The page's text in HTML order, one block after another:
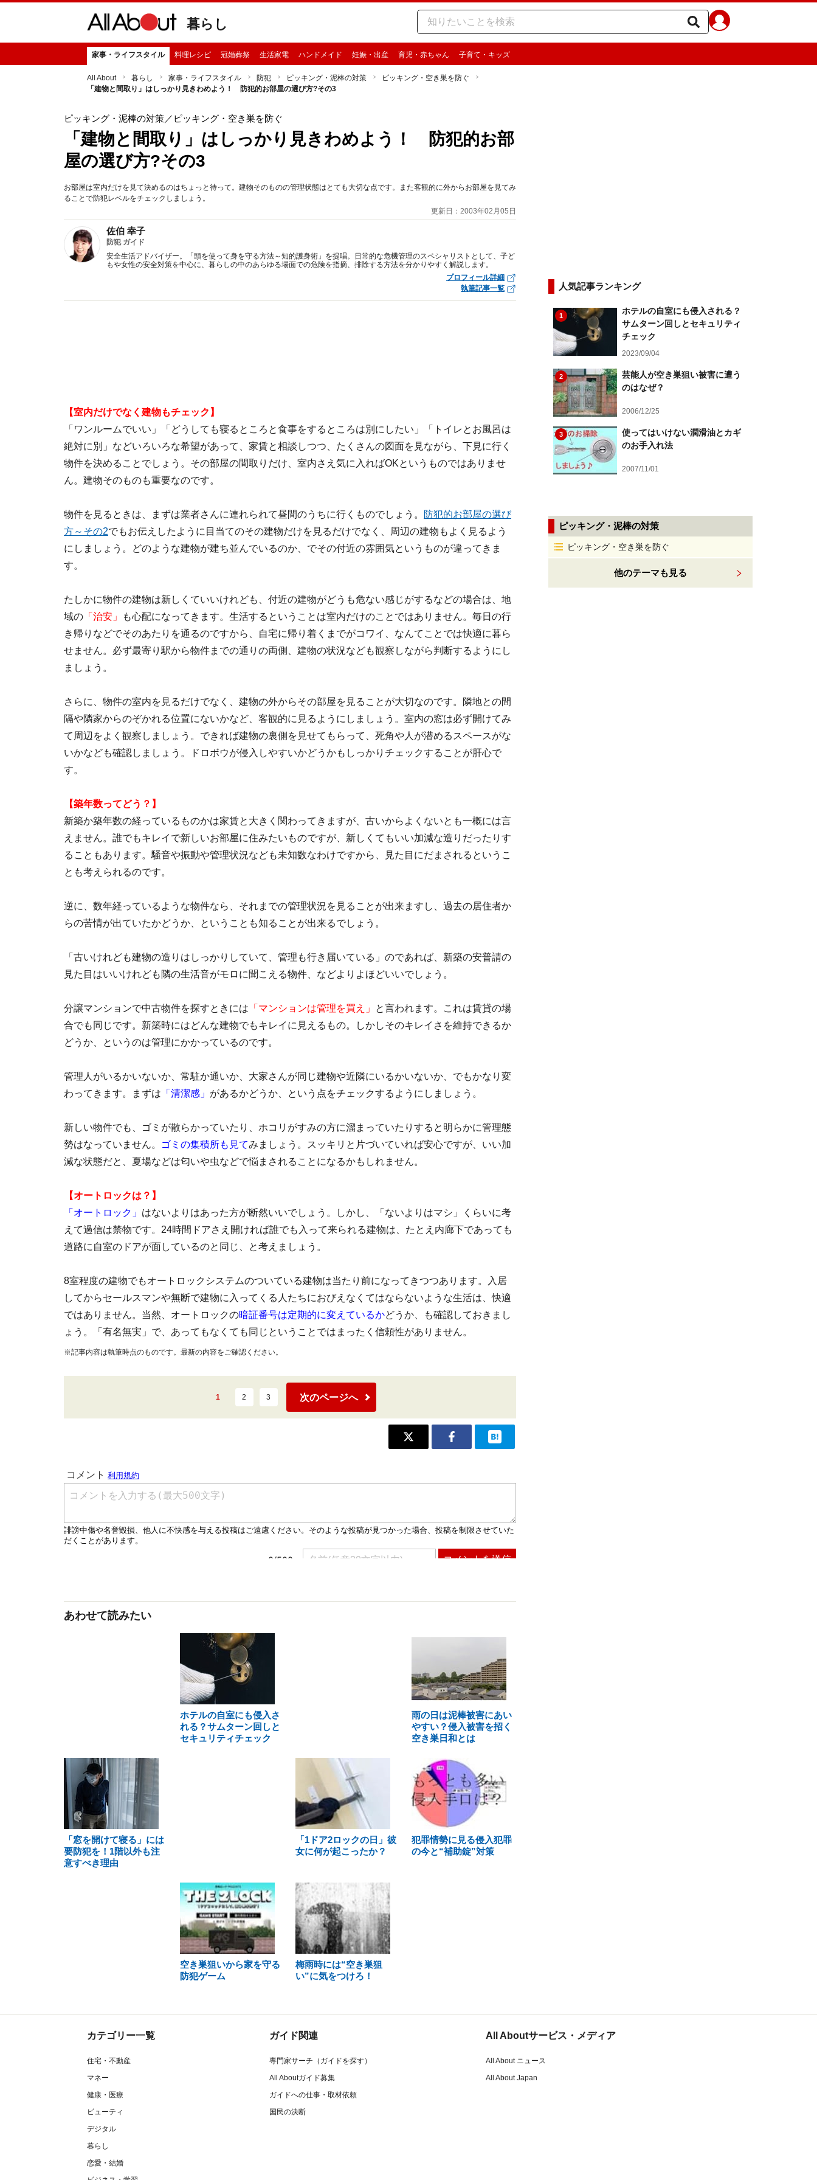
暮らし
家事・ライフスタイル 料理レシピ 冠婚葬祭 生活家電 ハンドメイド 妊娠・出産 育児・赤ちゃん 子育て・キッズ
All About 暮らし 家事・ライフスタイル 防犯 ピッキング・泥棒の対策
ピッキング・空き巣を防ぐ
「建物と間取り」はしっかり見きわめよう！ 防犯的お部屋の選び方?その3
ピッキング・泥棒の対策／ピッキング・空き巣を防ぐ
「建物と間取り」はしっかり見きわめよう！ 防犯的お部
屋の選び方?その3
お部屋は室内だけを見て決めるのはちょっと待って。建物そのものの管理状態はとても大切な点です。また客観的に外からお部屋を見てみ
ることで防犯レベルをチェックしましょう。
更新日：2003年02月05日
佐伯 幸子
防犯 ガイド
安全生活アドバイザー。「頭を使って身を守る方法～知的護身術」を提唱。日常的な危機管理のスペシャリストとして、子ど
もや女性の安全対策を中心に、暮らしの中のあらゆる場面での危険を指摘、排除する方法を分かりやすく解説します。
プロフィール詳細
執筆記事一覧
【室内だけでなく建物もチェック】
「ワンルームでいい」「どうしても寝るところと食事をするところは別にしたい」「トイレとお風呂は
絶対に別」などいろいろな希望があって、家賃と相談しつつ、たくさんの図面を見ながら、下見に行く
物件を決めることでしょう。その部屋の間取りだけ、室内さえ気に入ればOKというものではありませ
ん。建物そのものも重要なのです。
物件を見るときは、まずは業者さんに連れられて昼間のうちに行くものでしょう。
防犯的お部屋の選び
方～その2でもお伝えしたように目当てのその建物だけを見るだけでなく、周辺の建物もよく見るよう
にしましょう。どのような建物が建ち並んでいるのか、でその付近の雰囲気というものが違ってきま
す。
たしかに物件の建物は新しくていいけれども、付近の建物がどうも危ない感じがするなどの場合は、地
域の 「治安」
も心配になってきます。生活するということは室内だけのことではありません。毎日の行
き帰りなどでそのあたりを通るのですから、自宅に帰り着くまでがコワイ、なんてことでは快適に暮ら
せません。必ず最寄り駅から物件までの通りの両側、建物の状況なども観察しながら判断するようにし
ましょう。
さらに、物件の室内を見るだけでなく、建物の外からその部屋を見ることが大切なのです。隣地との間
隔や隣家からのぞかれる位置にないかなど、客観的に見るようにしましょう。室内の窓は必ず開けてみ
て周辺をよく観察しましょう。できれば建物の裏側を見せてもらって、死角や人が潜めるスペースがな
いかなども確認しましょう。ドロボウが侵入しやすいかどうかもしっかりチェックすることが肝心で
す。
【築年数ってどう？】
新築か築年数の経っているものかは家賃と大きく関わってきますが、古いからよくないとも一概には言
えません。誰でもキレイで新しいお部屋に住みたいものですが、新しくてもいい加減な造りだったりす
ることもあります。騒音や振動や管理状況なども未知数なわけですから、見た目にだまされるというこ
とも考えられるのです。
逆に、数年経っているような物件なら、それまでの管理状況を見ることが出来ますし、過去の居住者か
らの苦情が出ていたかどうか、ということも知ることが出来るでしょう。
「古いけれども建物の造りはしっかりしていて、管理も行き届いている」のであれば、新築の安普請の
見た目はいいけれども隣の生活音がモロに聞こえる物件、などよりよほどいいでしょう。
分譲マンションで中古物件を探すときには 「マンションは管理を買え」
と言われます。これは賃貸の場
合でも同じです。新築時にはどんな建物でもキレイに見えるもの。しかしそのキレイさを維持できるか
どうか、というのは管理にかかっているのです。
管理人がいるかいないか、常駐か通いか、大家さんが同じ建物や近隣にいるかいないか、でもかなり変
わってきます。まずは 「清潔感」 があるかどうか、という点をチェックするようにしましょう。
新しい物件でも、ゴミが散らかっていたり、ホコリがすみの方に溜まっていたりすると明らかに管理態
勢はなっていません。
ゴミの集積所も見てみましょう。スッキリと片づいていれば安心ですが、いい加
減な状態だと、夏場などは匂いや虫などで悩まされることになるかもしれません。
【オートロックは？】
「オートロック」 はないよりはあった方が断然いいでしょう。しかし、「ないよりはマシ」くらいに考
えて過信は禁物です。24時間ドアさえ開ければ誰でも入って来られる建物は、たとえ内廊下であっても
道路に自室のドアが面しているのと同じ、と考えましょう。
8室程度の建物でもオートロックシステムのついている建物は当たり前になってきつつあります。入居
してからセールスマンや無断で建物に入ってくる人たちにおびえなくてはならないような生活は、快適
ではありません。当然、オートロックの暗証番号は定期的に変えているかどうか、も確認しておきまし
ょう。「有名無実」で、あってもなくても同じということではまったく信頼性がありません。
※記事内容は執筆時点のものです。最新の内容をご確認ください。
1 2 3 次のページへ
あわせて読みたい
ホテルの自室にも侵入さ
れる？サムターン回しと
セキュリティチェック
雨の日は泥棒被害にあい
やすい？侵入被害を招く
空き巣日和とは
「窓を開けて寝る」には
要防犯を！1階以外も注
意すべき理由
「1ドア2ロックの日」彼
女に何が起こったか？
犯罪情勢に見る侵入犯罪
の今と“補助錠”対策
空き巣狙いから家を守る
防犯ゲーム
梅雨時には“空き巣狙
い”に気をつけろ！
人気記事ランキング
1
ホテルの自室にも侵入される？
サムターン回しとセキュリティ
チェック
2023/09/04
2
芸能人が空き巣狙い被害に遭う
のはなぜ？
2006/12/25
3
使ってはいけない潤滑油とカギ
のお手入れ法
2007/11/01
ピッキング・泥棒の対策
ピッキング・空き巣を防ぐ
他のテーマも見る
カテゴリー一覧
住宅・不動産
マネー
健康・医療
ビューティ
デジタル
暮らし
恋愛・結婚
ガイド関連
専門家サーチ（ガイドを探す）
All Aboutガイド募集
ガイドへの仕事・取材依頼
国民の決断
All Aboutサービス・メディア
All About ニュース
All About Japan